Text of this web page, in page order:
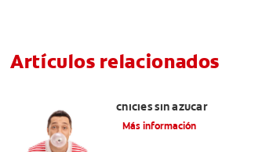
Artículos relacionados
chicles sin azúcar
Más información